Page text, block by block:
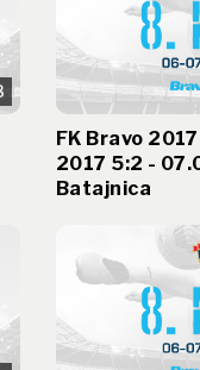
FK Bravo
2017 5:2 -
Batajnica